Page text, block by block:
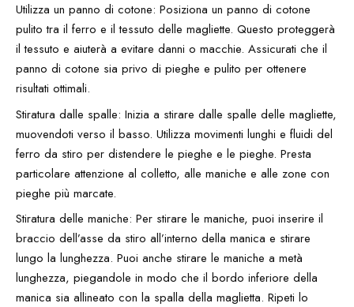
Utilizza un panno di cotone: Posiziona un panno di cotone
pulito tra il ferro e il tessuto delle magliette. Questo proteggerà
il tessuto e aiuterà a evitare danni o macchie. Assicurati che il
panno di cotone sia privo di pieghe e pulito per ottenere
risultati ottimali.
Stiratura dalle spalle: Inizia a stirare dalle spalle delle magliette,
muovendoti verso il basso. Utilizza movimenti lunghi e fluidi del
ferro da stiro per distendere le pieghe e le pieghe. Presta
particolare attenzione al colletto, alle maniche e alle zone con
pieghe più marcate.
Stiratura delle maniche: Per stirare le maniche, puoi inserire il
braccio dell’asse da stiro all’interno della manica e stirare
lungo la lunghezza. Puoi anche stirare le maniche a metà
lunghezza, piegandole in modo che il bordo inferiore della
manica sia allineato con la spalla della maglietta. Ripeti lo